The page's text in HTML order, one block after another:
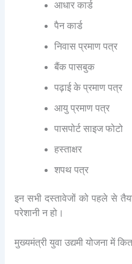
आधार कार्ड
पैन कार्ड
निवास प्रमाण पत्र
बैंक पासबुक
पढ़ाई के प्रमाण पत्र
आयु प्रमाण पत्र
पासपोर्ट साइज फोटो
हस्ताक्षर
शपथ पत्र
इन सभी दस्तावेजों को पहले से
परेशानी न हो।
मुख्यमंत्री युवा उद्यमी योजना में